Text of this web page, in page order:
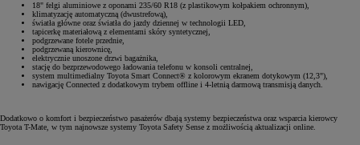
18" felgi aluminiowe z oponami 235/60 R18 (z plastikowym kołpakiem ochronnym),
klimatyzację automatyczną (dwustrefową),
światła główne oraz światła do jazdy dziennej w technologii LED,
tapicerkę materiałową z elementami skóry syntetycznej,
podgrzewane fotele przednie,
podgrzewaną kierownicę,
elektrycznie unoszone drzwi bagażnika,
stację do bezprzewodowego ładowania telefonu w konsoli centralnej,
system multimedialny Toyota Smart Connect® z kolorowym ekranem dotykowym (12,3"),
nawigację Connected z dodatkowym trybem offline i 4-letnią darmową transmisją danych.
Dodatkowo o komfort i bezpieczeństwo pasażerów dbają systemy bezpieczeństwa oraz wsparcia kierowcy
Toyota T-Mate, w tym najnowsze systemy Toyota Safety Sense z możliwością aktualizacji online.